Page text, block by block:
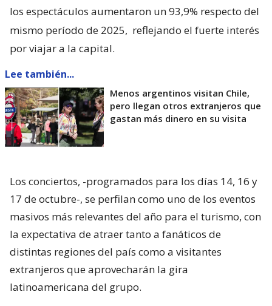
los espectáculos aumentaron un 93,9% respecto del
mismo período de 2025, reflejando el fuerte interés
por viajar a la capital.
Lee también...
Menos argentinos visitan Chile,
pero llegan otros extranjeros que
gastan más dinero en su visita
Los conciertos, -programados para los días 14, 16 y
17 de octubre-, se perfilan como uno de los eventos
masivos más relevantes del año para el turismo, con
la expectativa de atraer tanto a fanáticos de
distintas regiones del país como a visitantes
extranjeros que aprovecharán la gira
latinoamericana del grupo.